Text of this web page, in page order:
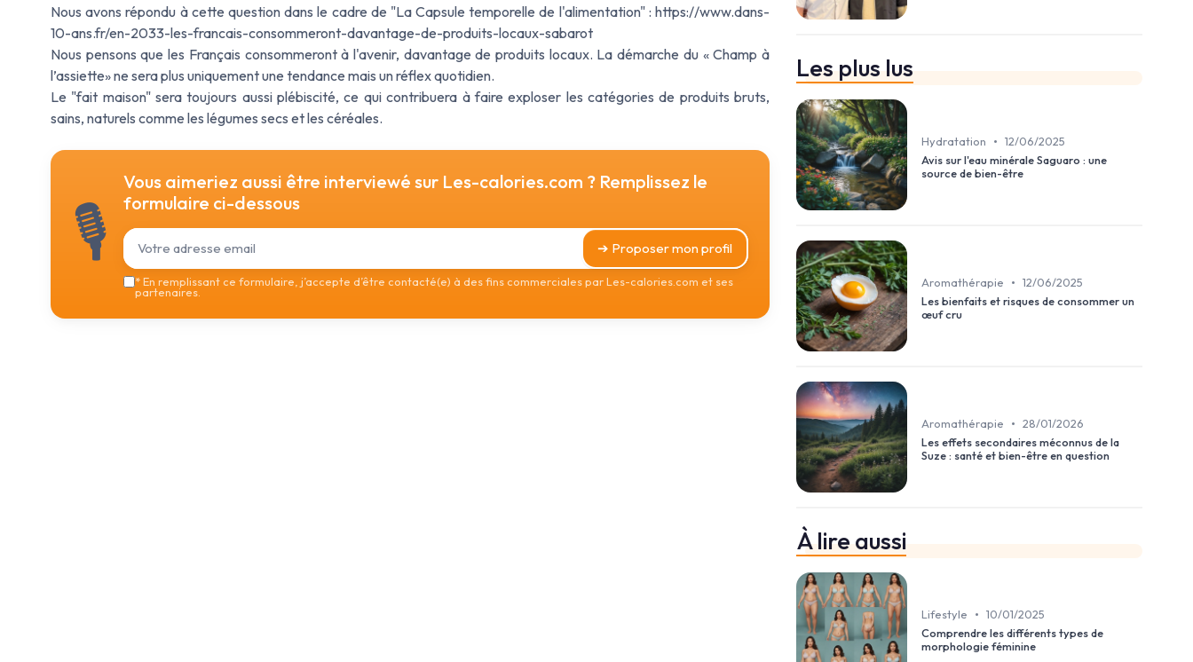
Nous avons répondu à cette question dans le cadre de "La Capsule temporelle de l'alimentation" : https://www.dans-
10-ans.fr/en-2033-les-francais-consommeront-davantage-de-produits-locaux-sabarot
Nous pensons que les Français consommeront à l'avenir, davantage de produits locaux. La démarche du « Champ à
l’assiette» ne sera plus uniquement une tendance mais un réflex quotidien.
Le "fait maison" sera toujours aussi plébiscité, ce qui contribuera à faire exploser les catégories de produits bruts,
sains, naturels comme les légumes secs et les céréales.
🎙
Vous aimeriez aussi être interviewé sur Les-calories.com ? Remplissez le
formulaire ci-dessous
➔ Proposer mon profil
*En remplissant ce formulaire, j’accepte d’être contacté(e) à des fins commerciales par Les-calories.com et ses
partenaires.
Les plus lus
Hydratation • 12/06/2025
Avis sur l'eau minérale Saguaro : une
source de bien-être
Aromathérapie • 12/06/2025
Les bienfaits et risques de consommer un
œuf cru
Aromathérapie • 28/01/2026
Les effets secondaires méconnus de la
Suze : santé et bien-être en question
À lire aussi
Lifestyle • 10/01/2025
Comprendre les différents types de
morphologie féminine